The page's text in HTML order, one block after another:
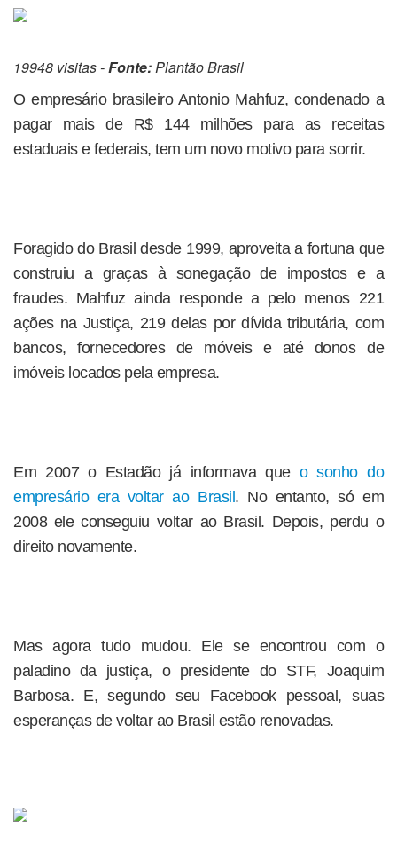
19948 visitas -Fonte:Plantão Brasil
O empresário brasileiro Antonio Mahfuz, condenado a
pagar mais de R$ 144 milhões para as receitas
estaduais e federais, tem um novo motivo para sorrir.
Foragido do Brasil desde 1999, aproveita a fortuna que
construiu a graças à sonegação de impostos e a
fraudes. Mahfuz ainda responde a pelo menos 221
ações na Justiça, 219 delas por dívida tributária, com
bancos, fornecedores de móveis e até donos de
imóveis locados pela empresa.
Em 2007 o Estadão já informava que o sonho do
empresário era voltar ao Brasil . No entanto, só em
2008 ele conseguiu voltar ao Brasil. Depois, perdu o
direito novamente.
Mas agora tudo mudou. Ele se encontrou com o
paladino da justiça, o presidente do STF, Joaquim
Barbosa. E, segundo seu Facebook pessoal, suas
esperanças de voltar ao Brasil estão renovadas.